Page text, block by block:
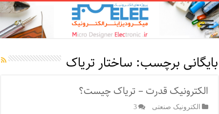
بایگانی برچسب: ساختار تریاک
الکترونیک قدرت – تریاک چیست؟
الکترونیک صنعتی 3